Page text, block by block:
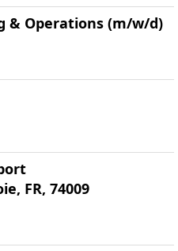
& Operations (m/w/d)
FR, 74009